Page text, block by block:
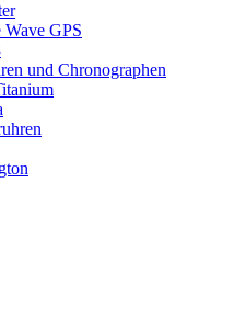
Wave GPS
und Chronographen